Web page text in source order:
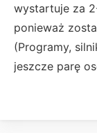
wystartuje za
ponieważ
(Programy,
jeszcze parę